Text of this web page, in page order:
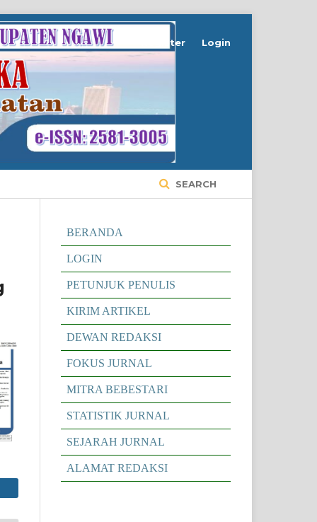
SEARCH
Register Login
BERANDA
LOGIN
PETUNJUK PENULIS
KIRIM ARTIKEL
DEWAN REDAKSI
FOKUS JURNAL
MITRA BEBESTARI
STATISTIK JURNAL
SEJARAH JURNAL
ALAMAT REDAKSI